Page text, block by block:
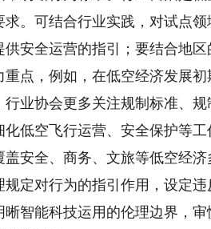
。可结合行业实践，对试点
安全运营的指引；要结合地
点，例如，在低空经济发展
业协会更多关注规制标准、
低空飞行运营、安全保护等
安全、商务、文旅等低空经
定对行为的指引作用，设定
智能科技运用的伦理边界，